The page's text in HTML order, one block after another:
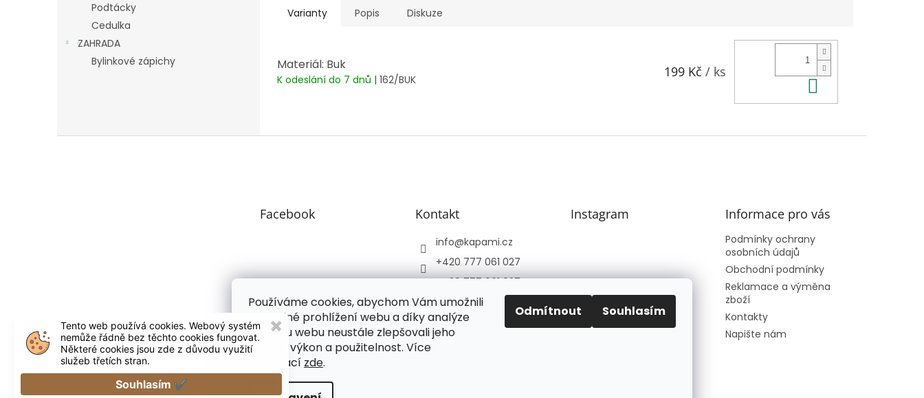
Používáme cookies, abychom Vám umožnili
pohodlné prohlížení webu a díky analýze
provozu webu neustále zlepšovali jeho
funkce, výkon a použitelnost. Více
informací zde.
Odmítnout Souhlasím
Podtácky
Cedulka
ZAHRADA
Bylinkové zápichy
Varianty Popis Diskuze
Materiál: Buk
K odeslání do 7 dnů | 162/BUK 199 Kč / ks
Facebook Kontakt
info@kapami.cz
+420 777 061 027
+420 777 061 027
Facebook
kapami_slaskoukedre
vu
Instagram
Sledovat na
Instagramu
Informace pro vás
Podmínky ochrany
osobních údajů
Obchodní podmínky
Reklamace a výměna
zboží
Kontakty
Napište nám
Tento web používá cookies. Webový systém
nemůže řádně bez těchto cookies fungovat.
Některé cookies jsou zde z důvodu využití
služeb třetích stran.
✖
Souhlasím ✔